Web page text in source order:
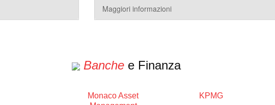
Maggiori informazioni
Banche e Finanza
Monaco Asset
KPMG